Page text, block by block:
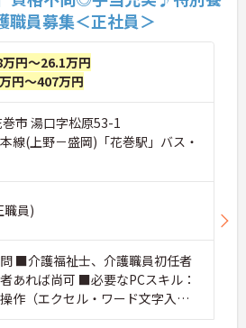
職員募集＜正社員＞
円～26.1万円
円～407万円
市 湯口字松原53-1
線(上野－盛岡)「花巻駅」バス・
職員)
■介護福祉士、介護職員初任者
あれば尚可 ■必要なPCスキル：
作（エクセル・ワード文字入力